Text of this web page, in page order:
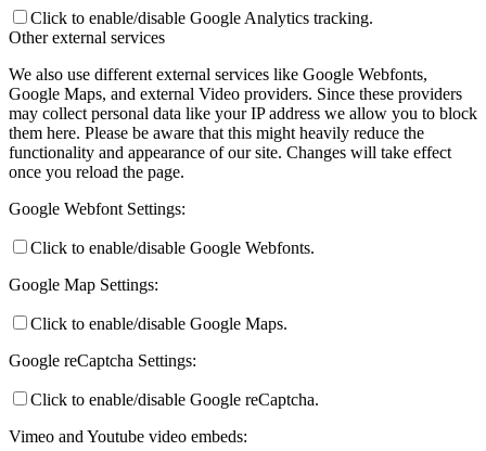
Click to enable/disable Google Analytics tracking.
Other external services
We also use different external services like Google Webfonts,
Google Maps, and external Video providers. Since these providers
may collect personal data like your IP address we allow you to block
them here. Please be aware that this might heavily reduce the
functionality and appearance of our site. Changes will take effect
once you reload the page.
Google Webfont Settings:
Click to enable/disable Google Webfonts.
Google Map Settings:
Click to enable/disable Google Maps.
Google reCaptcha Settings:
Click to enable/disable Google reCaptcha.
Vimeo and Youtube video embeds: